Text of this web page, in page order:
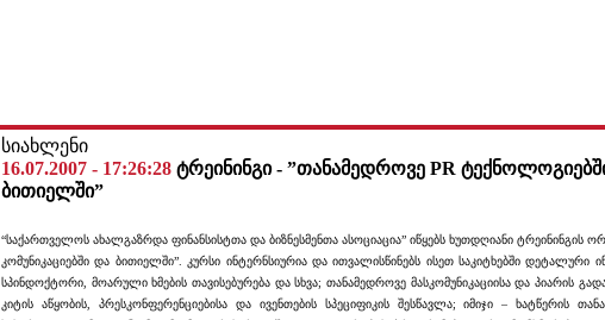
სიახლენი
16.07.2007 - 17:26:28 ტრეინინგი - ”თანამედროვე PR
ბითიელში”
“საქართველოს ახალგაზრდა ფინანსისტთა და ბიზნესმენთა ასოციაცია” იწყებს ხუთდღიანი ტრეინინგის
კომუნიკაციებში და ბითიელში”. კურსი ინტერნსიურია და ითვალისწინებს ისეთ საკიტხებში
სპინდოქტორი, მოარული ხმების თავისებურება და სხვა; თანამედროვე მასკომუნიკაციისა და პიარის
კიტის აწყობის, პრესკონფერენციებისა და ივენთების სპეციფიკის შესწავლა; იმიჯი – ხატწერის